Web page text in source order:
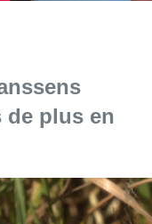
de plus en